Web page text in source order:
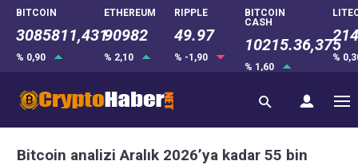
BITCOIN
3085811,431
% 0,90
ETHEREUM
90982
% 2,10
RIPPLE
49.97
% -1,90
BITCOIN
CASH
10215.36,375
% 1,60
%
Bitcoin analizi Aralık 2026’ya kadar 55 bin